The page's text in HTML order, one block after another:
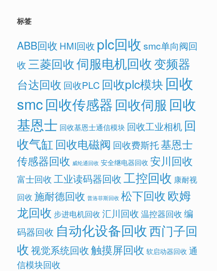
标签
ABB回收 HMI回收 plc回收 smc单向阀回
收 三菱回收伺服电机回收变频器
台达回收 回收PLC 回收plc模块 回收
smc回收传感器回收伺服 回收
基恩士 回收基恩士通信模块 回收工业相机 回
收气缸 回收电磁阀 回收费斯托基恩士
传感器回收 威纶通回收 安全继电器回收 安川回收
富士回收 工业读码器回收工控回收 康耐视
回收 施耐德回收 普洛菲斯回收 松下回收欧姆
龙回收 步进电机回收 汇川回收 温控器回收 编
码器回收 自动化设备回收西门子回
收视觉系统回收触摸屏回收 软启动器回收 通
信模块回收